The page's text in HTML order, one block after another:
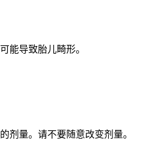
能导致胎儿畸形。
量。请不要随意改变剂量。